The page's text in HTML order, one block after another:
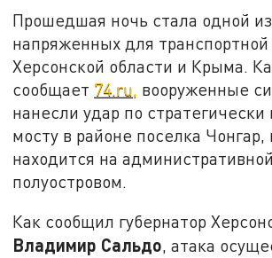
Прошедшая ночь стала одной
напряженных для
Херсонской области и Крыма.
сообщает 74.ru, вооруженные
нанесли удар по
мосту в районе поселка Чонгар,
находится на
полуостровом.
Как сообщил губернатор
Владимир Сальдо, атака